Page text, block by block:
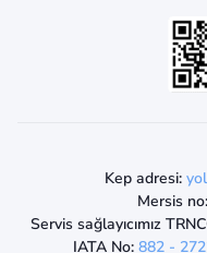
Kep adresi:
Mersis no:
Servis sağlayıcımız
IATA No: 882 -